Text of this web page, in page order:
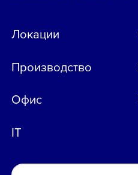
Локации
Производство
Офис
IT